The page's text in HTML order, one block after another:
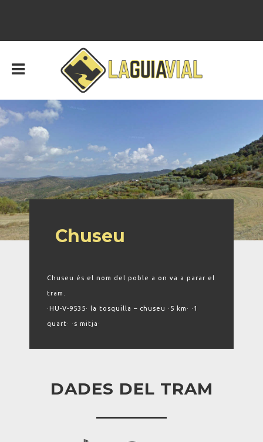
Chuseu
Chuseu és el nom del poble a on va a parar el
tram.
·HU-V-9535· la tosquilla – chuseu ·5 km· ·1
quart· ·s mitja·
DADES DEL TRAM